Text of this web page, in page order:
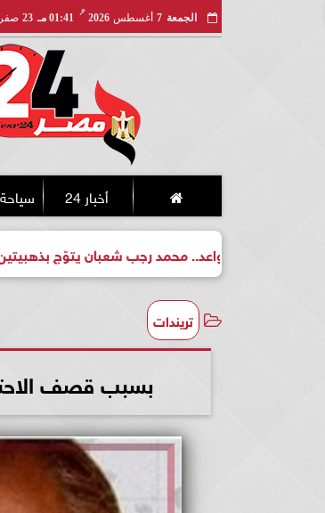
الجمعة 7 أغسطس 2026
مـ
01:41 مـ 23 صفر
أخبار 24
واعد.. محمد رجب شعبان يتوّج بذهبيتين في بطولة
تريندات
بسبب قصف